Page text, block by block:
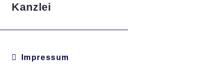
Kanzlei
Impressum